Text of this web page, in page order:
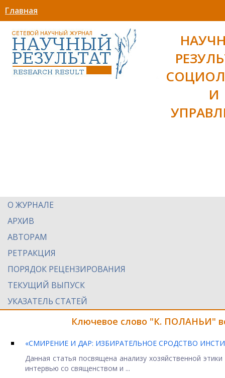
Главная
И
О ЖУРНАЛЕ
АРХИВ
АВТОРАМ
РЕТРАКЦИЯ
ПОРЯДОК РЕЦЕНЗИРОВАНИЯ
ТЕКУЩИЙ ВЫПУСК
УКАЗАТЕЛЬ СТАТЕЙ
Ключевое слово "К. ПОЛАНЬИ"
«СМИРЕНИЕ И ДАР: ИЗБИРАТЕЛЬНОЕ СРОДСТВО
Данная статья посвящена анализу хозяйственной
интервью со священством и ...